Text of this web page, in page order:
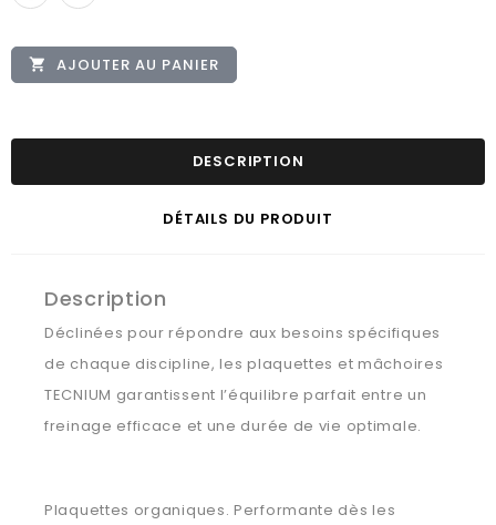
 AJOUTER AU PANIER
DESCRIPTION
DÉTAILS DU PRODUIT
Description
Déclinées pour répondre aux besoins spécifiques
de chaque discipline, les plaquettes et mâchoires
TECNIUM garantissent l’équilibre parfait entre un
freinage efficace et une durée de vie optimale.
Plaquettes organiques. Performante dès les